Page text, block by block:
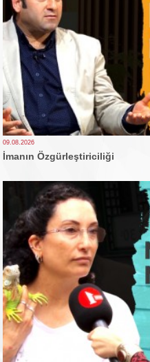
09.08.2026
İmanın Özgürleştiriciliği